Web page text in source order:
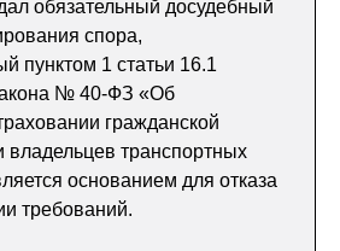
обязательный досудебный
спора,
пунктом 1 статьи 16.1
№ 40-ФЗ «Об
гражданской
владельцев транспортных
основанием для отказа
требований.